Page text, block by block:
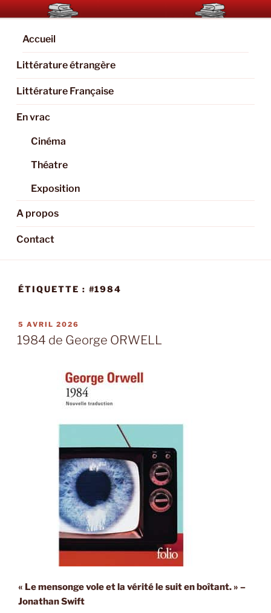
Aller
au
contenu
principal
BOOKAHOLIC.PARIS
Blog Littéraire et Culturel
Accueil
Littérature étrangère
Littérature Française
En vrac
Cinéma
Théatre
Exposition
A propos
Contact
ÉTIQUETTE : #1984
PUBLIÉ
LE
5 AVRIL 2026
1984 de George ORWELL
« Le mensonge vole et la vérité le suit en boîtant. » –
Jonathan Swift